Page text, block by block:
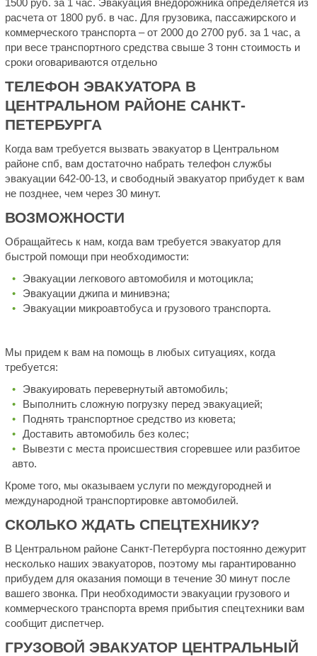
1500 руб. за 1 час. Эвакуация внедорожника определяется из
расчета от 1800 руб. в час. Для грузовика, пассажирского и
коммерческого транспорта – от 2000 до 2700 руб. за 1 час, а
при весе транспортного средства свыше 3 тонн стоимость и
сроки оговариваются отдельно
ТЕЛЕФОН ЭВАКУАТОРА В
ЦЕНТРАЛЬНОМ РАЙОНЕ САНКТ-
ПЕТЕРБУРГА
Когда вам требуется вызвать эвакуатор в Центральном
районе спб, вам достаточно набрать телефон службы
эвакуации 642-00-13, и свободный эвакуатор прибудет к вам
не позднее, чем через 30 минут.
ВОЗМОЖНОСТИ
Обращайтесь к нам, когда вам требуется эвакуатор для
быстрой помощи при необходимости:
Эвакуации легкового автомобиля и мотоцикла;
Эвакуации джипа и минивэна;
Эвакуации микроавтобуса и грузового транспорта.
Мы придем к вам на помощь в любых ситуациях, когда
требуется:
Эвакуировать перевернутый автомобиль;
Выполнить сложную погрузку перед эвакуацией;
Поднять транспортное средство из кювета;
Доставить автомобиль без колес;
Вывезти с места происшествия сгоревшее или разбитое
авто.
Кроме того, мы оказываем услуги по междугородней и
международной транспортировке автомобилей.
СКОЛЬКО ЖДАТЬ СПЕЦТЕХНИКУ?
В Центральном районе Санкт-Петербурга постоянно дежурит
несколько наших эвакуаторов, поэтому мы гарантированно
прибудем для оказания помощи в течение 30 минут после
вашего звонка. При необходимости эвакуации грузового и
коммерческого транспорта время прибытия спецтехники вам
сообщит диспетчер.
ГРУЗОВОЙ ЭВАКУАТОР ЦЕНТРАЛЬНЫЙ